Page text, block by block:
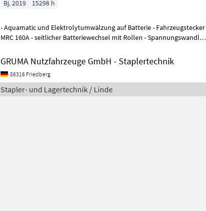
Bj. 2019 15298 h
- Aquamatic und Elektrolytumwälzung auf Batterie - Fahrzeugstecker
MRC 160A - seitlicher Batteriewechsel mit Rollen - Spannungswandler
GRUMA Nutzfahrzeuge GmbH - Staplertechnik
86316 Friedberg
Stapler- und Lagertechnik / Linde